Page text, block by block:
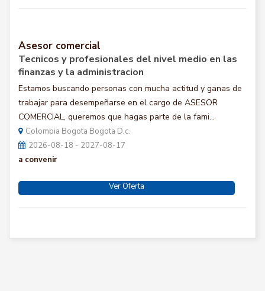
Asesor comercial
Tecnicos y profesionales del nivel medio en las
finanzas y la administracion
Estamos buscando personas con mucha actitud y ganas de
trabajar para desempeñarse en el cargo de ASESOR
COMERCIAL, queremos que hagas parte de la fami...
Colombia Bogota Bogota D.c.
2026-08-18 - 2027-08-17
a convenir
Ver Oferta